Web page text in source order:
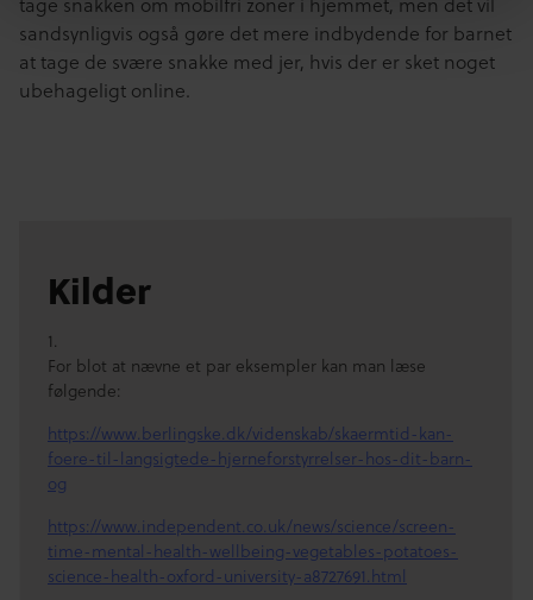
sandsynligvis også gøre det mere indbydende for barnet
at tage de svære snakke med jer, hvis der er sket noget
ubehageligt online.
Kilder
1.
For blot at nævne et par eksempler kan man læse
følgende:
https://www.berlingske.dk/videnskab/skaermtid-kan-
foere-til-langsigtede-hjerneforstyrrelser-hos-dit-barn-
og
https://www.independent.co.uk/news/science/screen-
time-mental-health-wellbeing-vegetables-potatoes-
science-health-oxford-university-a8727691.html